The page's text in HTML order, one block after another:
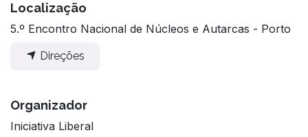
Localização
5.º Encontro Nacional de Núcleos e Autarcas - Porto
Direções
Organizador
Iniciativa Liberal